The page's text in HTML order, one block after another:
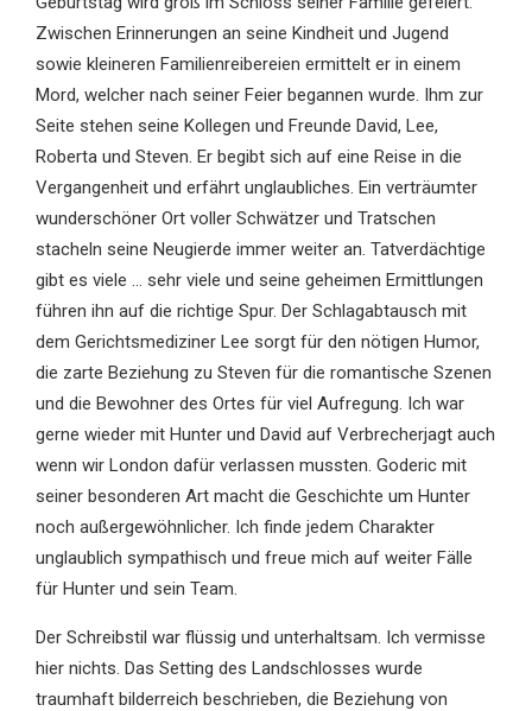
Zwischen Erinnerungen an seine Kindheit und Jugend
sowie kleineren Familienreibereien ermittelt er in einem
Mord, welcher nach seiner Feier begannen wurde. Ihm zur
Seite stehen seine Kollegen und Freunde David, Lee,
Roberta und Steven. Er begibt sich auf eine Reise in die
Vergangenheit und erfährt unglaubliches. Ein verträumter
wunderschöner Ort voller Schwätzer und Tratschen
stacheln seine Neugierde immer weiter an. Tatverdächtige
gibt es viele … sehr viele und seine geheimen Ermittlungen
führen ihn auf die richtige Spur. Der Schlagabtausch mit
dem Gerichtsmediziner Lee sorgt für den nötigen Humor,
die zarte Beziehung zu Steven für die romantische Szenen
und die Bewohner des Ortes für viel Aufregung. Ich war
gerne wieder mit Hunter und David auf Verbrecherjagt auch
wenn wir London dafür verlassen mussten. Goderic mit
seiner besonderen Art macht die Geschichte um Hunter
noch außergewöhnlicher. Ich finde jedem Charakter
unglaublich sympathisch und freue mich auf weiter Fälle
für Hunter und sein Team.
Der Schreibstil war flüssig und unterhaltsam. Ich vermisse
hier nichts. Das Setting des Landschlosses wurde
traumhaft bilderreich beschrieben, die Beziehung von